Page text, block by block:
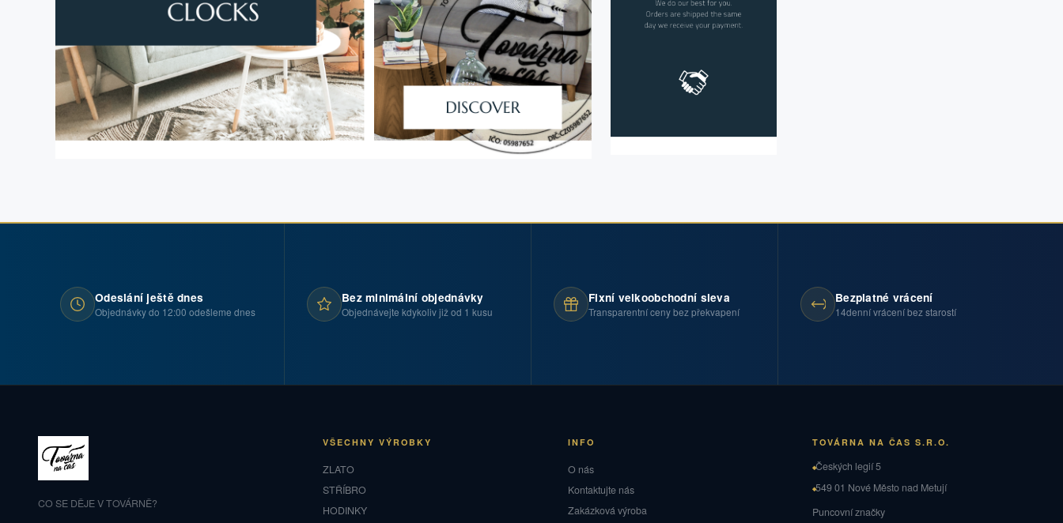
Odeslání ještě dnes
Objednávky do 12:00 odešleme dnes
Bez minimální objednávky
Objednávejte kdykoliv již od 1 kusu
Fixní velkoobchodní sleva
Transparentní ceny bez překvapení
Bezplatné vrácení
14denní vrácení bez starostí
CO SE DĚJE V TOVÁRNĚ?
VŠECHNY VÝROBKY
ZLATO
STŘÍBRO
HODINKY
INFO
O nás
Kontaktujte nás
Zakázková výroba
TOVÁRNA NA ČAS S.R.O.
Českých legií 5
549 01 Nové Město nad Metují
Puncovní značky